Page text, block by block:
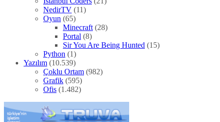
NedirTV (11)
Oyun (65)
Minecraft (28)
Portal (8)
Sir You Are Being Hunted (15)
Python (1)
Yazılım (10.539)
Çoklu Ortam (982)
Grafik (595)
Ofis (1.482)